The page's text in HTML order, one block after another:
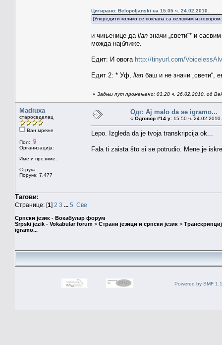
Цитирано: Belopoljanski на 15.05 ч. 24.02.2010.
(Упоредити колико се поклапа са велшким
и чињенице да llan значи „свети“* и
можда најближе.
Едит: И овога http://tinyurl.com/
Едит 2: * Уф, llan баш и не значи „свети“,
« Задњи пут промењено: 03.28 ч. 26.02.2010. од
Madiuxa
староседелац
Ван мреже
Пол:
Организација:
Име и презиме:
Струка:
Поруке: 7.477
Одг: Aj malo da se igramo...
« Одговор #14 у: 15.50 ч.
Lepo. Izgleda da je tvoja transkripcija ok...
Fala ti zaista što si se potrudio. Mene je
Тагови:
Странице: [1] 2 3 ... 5 Све
Српски језик - Вокабулар форум
Srpski jezik - Vokabular forum > Страни језици и српски језик >
igramo...
Powered by SMF